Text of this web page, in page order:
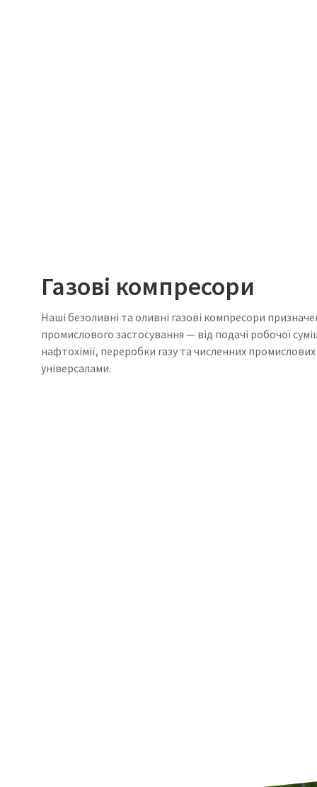
Газові компресори
Наші безоливні та оливні газові компресори
промислового застосування — від подачі робочої
нафтохімії, переробки газу та численних
універсалами.